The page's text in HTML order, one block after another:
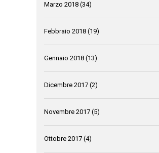
Marzo 2018 (34)
Febbraio 2018 (19)
Gennaio 2018 (13)
Dicembre 2017 (2)
Novembre 2017 (5)
Ottobre 2017 (4)